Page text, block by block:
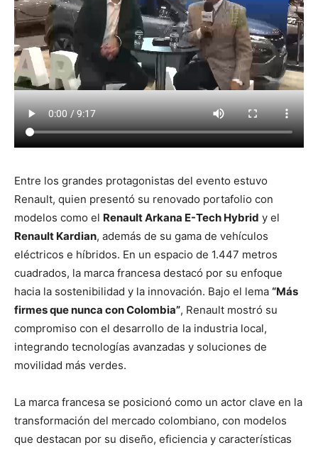
Entre los grandes protagonistas del evento estuvo
Renault, quien presentó su renovado portafolio con
modelos como el Renault Arkana E-Tech Hybrid y el
Renault Kardian, además de su gama de vehículos
eléctricos e híbridos. En un espacio de 1.447 metros
cuadrados, la marca francesa destacó por su enfoque
hacia la sostenibilidad y la innovación. Bajo el lema “Más
firmes que nunca con Colombia”, Renault mostró su
compromiso con el desarrollo de la industria local,
integrando tecnologías avanzadas y soluciones de
movilidad más verdes.
La marca francesa se posicionó como un actor clave en la
transformación del mercado colombiano, con modelos
que destacan por su diseño, eficiencia y características